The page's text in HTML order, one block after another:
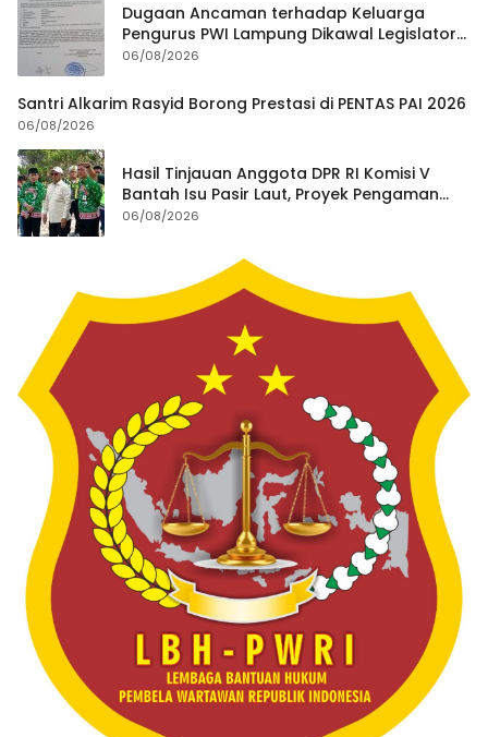
Dugaan Ancaman terhadap Keluarga
Pengurus PWI Lampung Dikawal Legislator
dan Jurnalis
06/08/2026
Santri Alkarim Rasyid Borong Prestasi di PENTAS PAI 2026
06/08/2026
Hasil Tinjauan Anggota DPR RI Komisi V
Bantah Isu Pasir Laut, Proyek Pengaman
Pantai Mandiri Sejati Dipastikan Sesuai
06/08/2026